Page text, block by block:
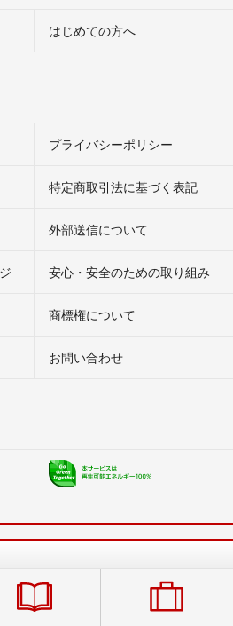
はじめての方へ
プライバシーポリシー
特定商取引法に基づく表記
外部送信について
安心・安全のための取り組み
商標権について
お問い合わせ